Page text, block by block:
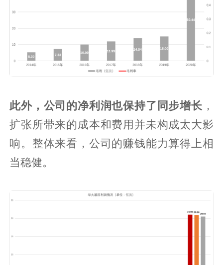
此外，公司的净利润也保持了同步增长 ，
扩张所带来的成本和费用并未构成太大影
响。整体来看，公司的赚钱能力算得上相
当稳健。